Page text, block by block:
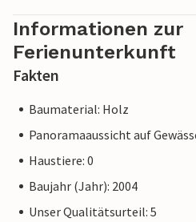
Informationen zur
Ferienunterkunft
Fakten
Baumaterial: Holz
Panoramaaussicht auf
Haustiere: 0
Baujahr (Jahr): 2004
Unser Qualitätsurteil: 5